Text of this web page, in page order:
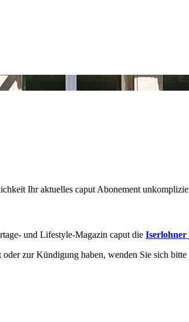
Ihr aktuelles caput Abonement
und Lifestyle-Magazin caput die Iserlohner
zur Kündigung haben, wenden Sie sich bitte